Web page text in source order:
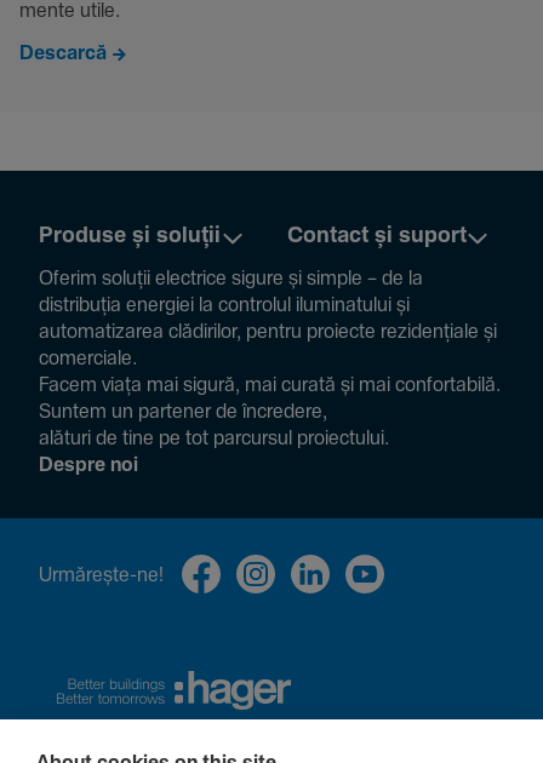
mente utile.
Descarcă
Produse și soluții Contact și suport
Oferim soluții electrice sigure și simple – de la
distribuția energiei la controlul ilumi­na­tului și
auto­ma­ti­zarea clădi­rilor, pentru proiecte rezi­den­țiale și
comer­ciale.
Facem viața mai sigură, mai curată și mai confor­ta­bilă.
Suntem un partener de încre­dere,
alături de tine pe tot parcursul proiec­tului.
Despre noi
Urmă­rește-ne!